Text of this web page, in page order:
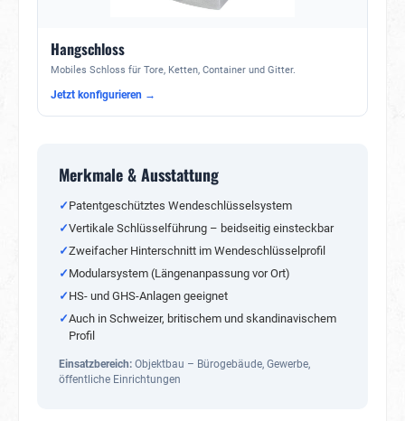
Hangschloss
Mobiles Schloss für Tore, Ketten, Container und Gitter.
Jetzt konfigurieren →
Merkmale & Ausstattung
✓ Patentgeschütztes Wendeschlüsselsystem
✓Vertikale Schlüsselführung – beidseitig einsteckbar
✓Zweifacher Hinterschnitt im Wendeschlüsselprofil
✓ Modularsystem (Längenanpassung vor Ort)
✓ HS- und GHS-Anlagen geeignet
✓Auch in Schweizer, britischem und skandinavischem
Profil
Einsatzbereich: Objektbau – Bürogebäude, Gewerbe,
öffentliche Einrichtungen